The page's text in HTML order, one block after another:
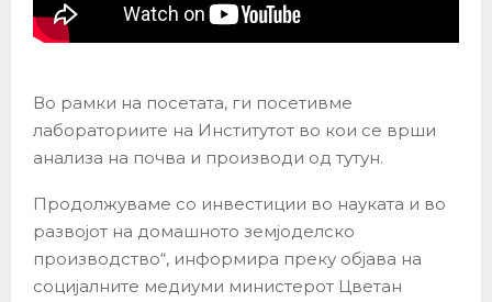
Во рамки на посетата, ги посетивме
лабораториите на Институтот во кои се врши
анализа на почва и производи од тутун.
Продолжуваме со инвестиции во науката и во
развојот на домашното земјоделско
производство“, информира преку објава на
социјалните медиуми министерот Цветан